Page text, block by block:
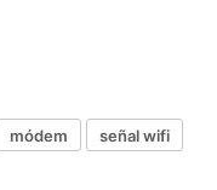
módem
señal wifi